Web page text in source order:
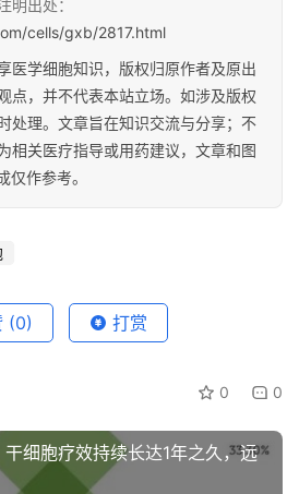
明出处：
cells/gxb/2817.html
医学细胞知识，版权归原作者及原出
点，并不代表本站立场。如涉及版权
处理。文章旨在知识交流与分享；不
相关医疗指导或用药建议，文章和图
仅作参考。
(0) 打赏
0 0
细胞疗效持续长达1年之久，远